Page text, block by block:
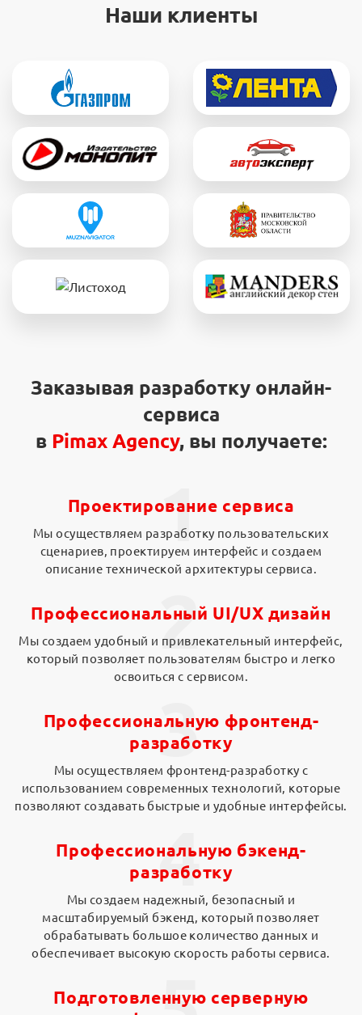
Наши клиенты
Заказывая разработку онлайн-
сервиса
в Pimax Agency, вы получаете:
1
Проектирование сервиса
Мы осуществляем разработку пользовательских
сценариев, проектируем интерфейс и создаем
описание технической архитектуры сервиса.
2
Профессиональный UI/UX дизайн
Мы создаем удобный и привлекательный интерфейс,
который позволяет пользователям быстро и легко
освоиться с сервисом.
3
Профессиональную фронтенд-
разработку
Мы осуществляем фронтенд-разработку с
использованием современных технологий, которые
позволяют создавать быстрые и удобные интерфейсы.
4
Профессиональную бэкенд-
разработку
Мы создаем надежный, безопасный и
масштабируемый бэкенд, который позволяет
обрабатывать большое количество данных и
обеспечивает высокую скорость работы сервиса.
Подготовленную серверную